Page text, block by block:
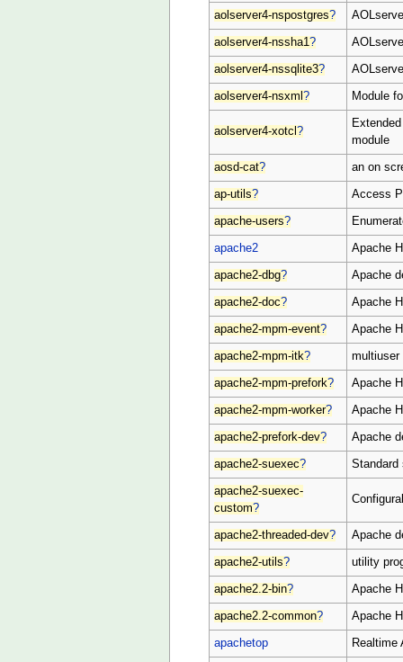
aolserver4-nspostgres?
aolserver4-nssha1?
aolserver4-nssqlite3?
aolserver4-nsxml? Module
aolserver4-xotcl?
module
aosd-cat? an on
ap-utils? Access
apache-users?
apache2 Apache
apache2-dbg? Apache
apache2-doc? Apache
apache2-mpm-event? Apache
apache2-mpm-itk? multiuser
apache2-mpm-prefork? Apache
apache2-mpm-worker? Apache
apache2-prefork-dev? Apache
apache2-suexec? Standard
apache2-suexec-
custom?
apache2-threaded-dev? Apache
apache2-utils? utility
apache2.2-bin? Apache
apache2.2-common? Apache
apachetop Realtime